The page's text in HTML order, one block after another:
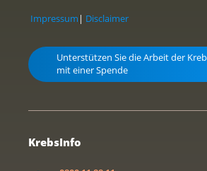
Impressum | Disclaimer
Unterstützen Sie die Arbeit der
mit einer Spende
KrebsInfo